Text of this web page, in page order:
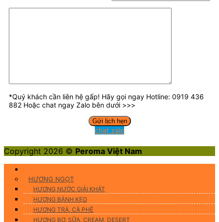
*Quý khách cần liên hệ gấp! Hãy gọi ngay Hotline: 0919 436
882 Hoặc chat ngay Zalo bên dưới >>>
chat zalo
Copyright 2026 © Peroma Việt Nam
HƯƠNG NGỌT
HƯƠNG NƯỚC GIẢI KHÁT
HƯƠNG BÁNH KẸO
HƯƠNG TRÀ, CÀ PHÊ
HƯƠNG BƠ, SỮA, CREAM, DESERT